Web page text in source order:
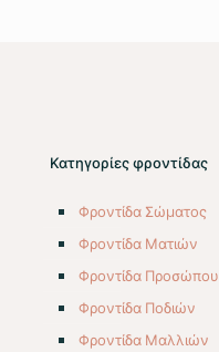
Κατηγορίες φροντίδας
Φροντίδα Σώματος
Φροντίδα Ματιών
Φροντίδα Προσώπου
Φροντίδα Ποδιών
Φροντίδα Μαλλιών